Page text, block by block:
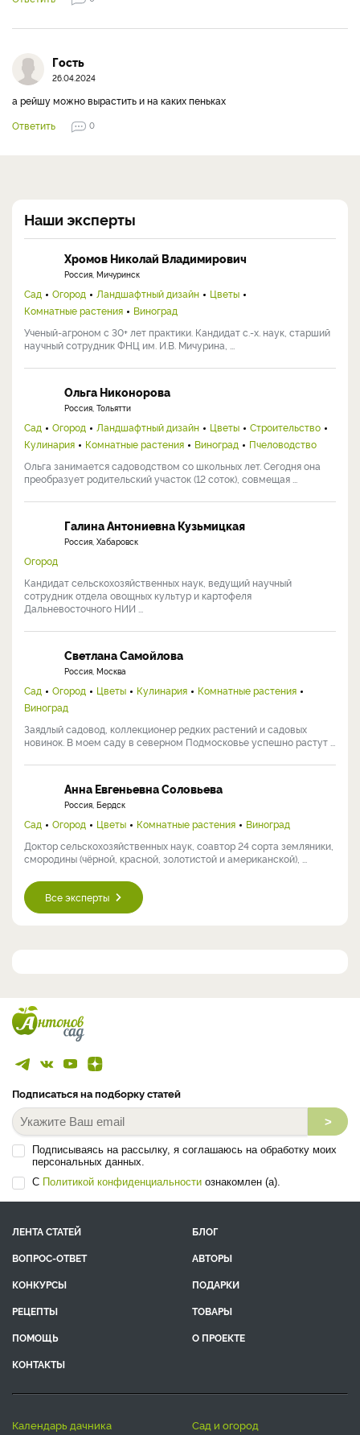
Гость
26.04.2024
а рейшу можно вырастить и на каких пеньках
Ответить
0
Наши эксперты
Хромов Николай Владимирович
Россия, Мичуринск
Сад Огород Ландшафтный дизайн
Цветы
Комнатные растения
Виноград
Ученый-агроном с 30+ лет практики. Кандидат с.-х. наук, старший
научный сотрудник ФНЦ им. И.В. Мичурина, ...
Ольга Никонорова
Россия, Тольятти
Сад Огород Ландшафтный дизайн Цветы
Строительство
Кулинария
Комнатные растения Виноград
Пчеловодство
Ольга занимается садоводством со школьных лет. Сегодня она
преобразует родительский участок (12 соток), совмещая ...
Галина Антониевна Кузьмицкая
Россия, Хабаровск
Огород
Кандидат сельскохозяйственных наук, ведущий научный
сотрудник отдела овощных культур и картофеля
Дальневосточного НИИ ...
Светлана Самойлова
Россия, Москва
Сад Огород Цветы Кулинария
Комнатные растения
Виноград
Заядлый садовод, коллекционер редких растений и садовых
новинок. В моем саду в северном Подмосковье успешно растут ...
Анна Евгеньевна Соловьева
Россия, Бердск
Сад Огород Цветы Комнатные растения
Виноград
Доктор сельскохозяйственных наук, соавтор 24 сорта земляники,
смородины (чёрной, красной, золотистой и американской), ...
Все эксперты
Подписаться на подборку статей
>
Подписываясь на рассылку, я соглашаюсь на обработку моих
персональных данных.
С Политикой конфиденциальности ознакомлен (а).
ЛЕНТА СТАТЕЙ
БЛОГ
ВОПРОС-ОТВЕТ
АВТОРЫ
КОНКУРСЫ
ПОДАРКИ
РЕЦЕПТЫ
ТОВАРЫ
ПОМОЩЬ
О ПРОЕКТЕ
КОНТАКТЫ
календарь дачника сад и огород